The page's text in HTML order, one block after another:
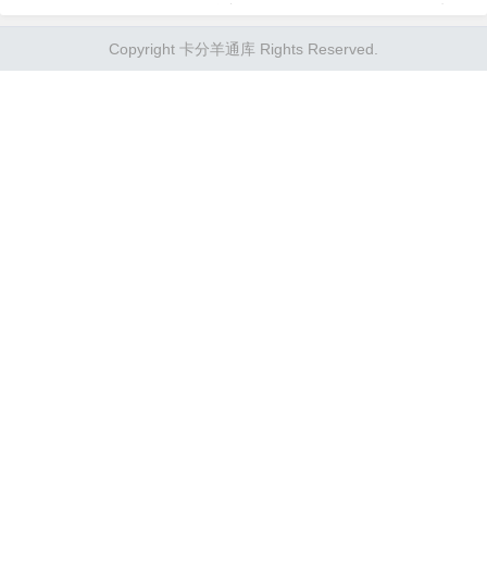
养”。你不能仅仅抛出一个模糊的关键
词，而应当通过注入高颗粒度...
Copyright 卡分羊通库 Rights Reserved.